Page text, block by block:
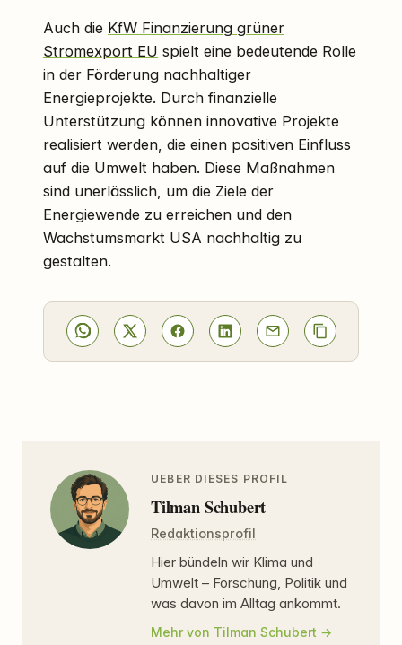
Auch die KfW Finanzierung grüner
Stromexport EU spielt eine bedeutende Rolle
in der Förderung nachhaltiger
Energieprojekte. Durch finanzielle
Unterstützung können innovative Projekte
realisiert werden, die einen positiven Einfluss
auf die Umwelt haben. Diese Maßnahmen
sind unerlässlich, um die Ziele der
Energiewende zu erreichen und den
Wachstumsmarkt USA nachhaltig zu
gestalten.
UEBER DIESES PROFIL
Tilman Schubert
Redaktionsprofil
Hier bündeln wir Klima und
Umwelt – Forschung, Politik und
was davon im Alltag ankommt.
Mehr von Tilman Schubert